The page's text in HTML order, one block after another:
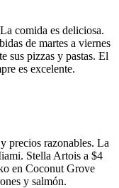
comida es deliciosa.
de martes a viernes
sus pizzas y pastas. El
es excelente.
precios razonables. La
Stella Artois a $4
en Coconut Grove
y salmón.